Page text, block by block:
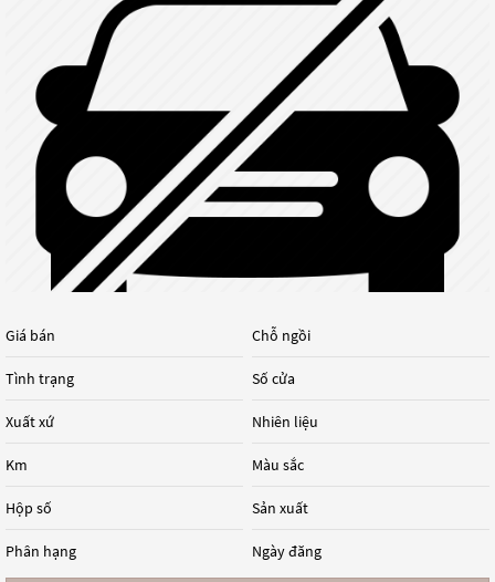
Giá bán
Tình trạng
Xuất xứ
Km
Hộp số
Phân hạng
Chỗ ngồi
Số cửa
Nhiên liệu
Màu sắc
Sản xuất
Ngày đăng